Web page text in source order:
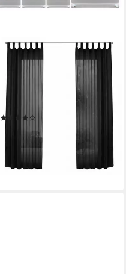
GARDINENBOX
Gardine (2 St), Schlaufen,
Transparent Vorhang Set
Voile Bleibandabschluss
61000CN
ab 15,99 €
lieferbar - in 6-8 Werktagen bei dir